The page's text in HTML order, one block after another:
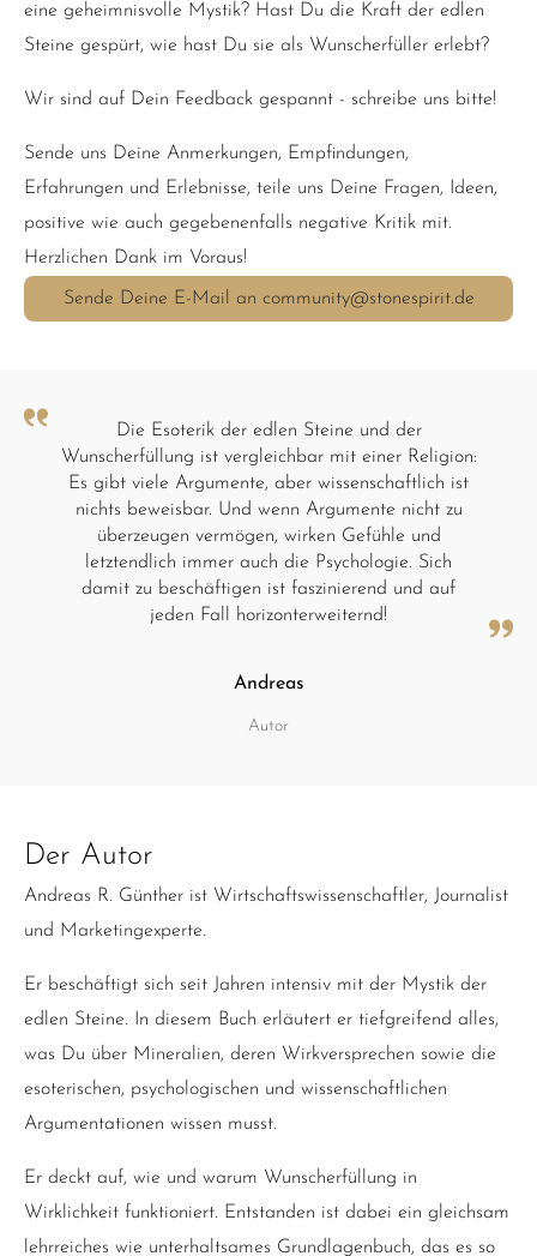
eine geheimnisvolle Mystik? Hast Du die Kraft der edlen
Steine gespürt, wie hast Du sie als Wunscherfüller erlebt?
Wir sind auf Dein Feedback gespannt - schreibe uns bitte!
Sende uns Deine Anmerkungen, Empfindungen,
Erfahrungen und Erlebnisse, teile uns Deine Fragen, Ideen,
positive wie auch gegebenenfalls negative Kritik mit.
Herzlichen Dank im Voraus!
Sende Deine E-Mail an community@stonespirit.de
Die Esoterik der edlen Steine und der
Wunscherfüllung ist vergleichbar mit einer Religion:
Es gibt viele Argumente, aber wissenschaftlich ist
nichts beweisbar. Und wenn Argumente nicht zu
überzeugen vermögen, wirken Gefühle und
letztendlich immer auch die Psychologie. Sich
damit zu beschäftigen ist faszinierend und auf
jeden Fall horizonterweiternd!
Andreas
Autor
Der Autor
Andreas R. Günther ist Wirtschaftswissenschaftler, Journalist
und Marketingexperte.
Er beschäftigt sich seit Jahren intensiv mit der Mystik der
edlen Steine. In diesem Buch erläutert er tiefgreifend alles,
was Du über Mineralien, deren Wirkversprechen sowie die
esoterischen, psychologischen und wissenschaftlichen
Argumentationen wissen musst.
Er deckt auf, wie und warum Wunscherfüllung in
Wirklichkeit funktioniert. Entstanden ist dabei ein gleichsam
lehrreiches wie unterhaltsames Grundlagenbuch, das es so